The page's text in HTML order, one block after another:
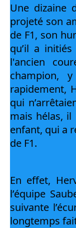
Une dizaine
projeté son
de F1, son
qu’il a
l'ancien
champion,
rapidement,
qui
mais hélas, il
enfant, qui a
de F1.
En effet,
l’équipe
suivante
longtemps